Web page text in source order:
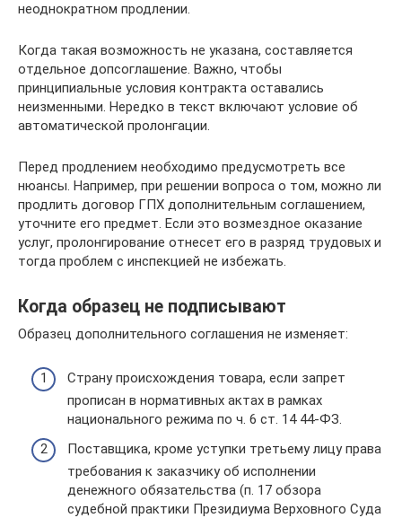
неоднократном продлении.
Когда такая возможность не указана, составляется
отдельное допсоглашение. Важно, чтобы
принципиальные условия контракта оставались
неизменными. Нередко в текст включают условие об
автоматической пролонгации.
Перед продлением необходимо предусмотреть все
нюансы. Например, при решении вопроса о том, можно ли
продлить договор ГПХ дополнительным соглашением,
уточните его предмет. Если это возмездное оказание
услуг, пролонгирование отнесет его в разряд трудовых и
тогда проблем с инспекцией не избежать.
Когда образец не подписывают
Образец дополнительного соглашения не изменяет:
Страну происхождения товара, если запрет
прописан в нормативных актах в рамках
национального режима по ч. 6 ст. 14 44-ФЗ.
Поставщика, кроме уступки третьему лицу права
требования к заказчику об исполнении
денежного обязательства (п. 17 обзора
судебной практики Президиума Верховного Суда